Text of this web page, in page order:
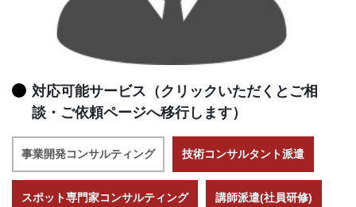
対応可能サービス（クリックいただくとご相
談・ご依頼ページへ移行します）
事業開発コンサルティング 技術コンサルタント派遣
スポット専門家コンサルティング 講師派遣(社員研修)